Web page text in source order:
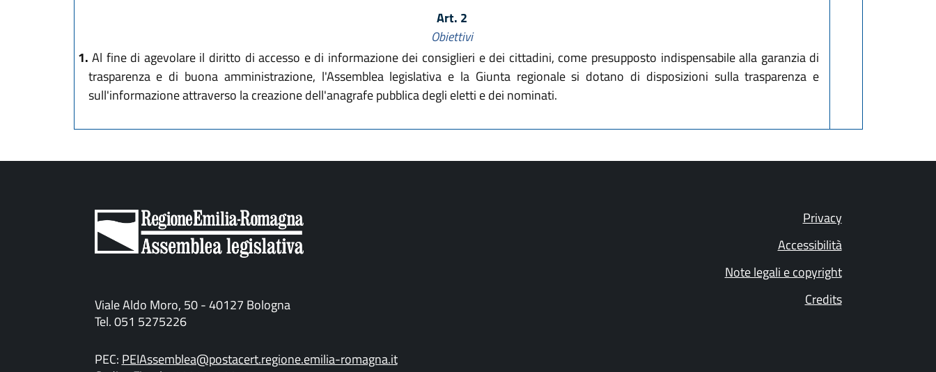
Art. 2
Obiettivi
1. Al fine di agevolare il diritto di accesso e di informazione dei consiglieri e dei cittadini, come presupposto indispensabile alla garanzia di
trasparenza e di buona amministrazione, l'Assemblea legislativa e la Giunta regionale si dotano di disposizioni sulla trasparenza e
sull'informazione attraverso la creazione dell'anagrafe pubblica degli eletti e dei nominati.
Viale Aldo Moro, 50 - 40127 Bologna
Tel. 051 5275226
PEC: PEIAssemblea@postacert.regione.emilia-romagna.it
Privacy
Accessibilità
Note legali e copyright
Credits